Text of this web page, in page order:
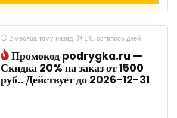
2 месяца тому назад 145 осталось дней
Промокод podrygka.ru —
Скидка 20% на заказ от 1500
руб.. Действует до 2026-12-31